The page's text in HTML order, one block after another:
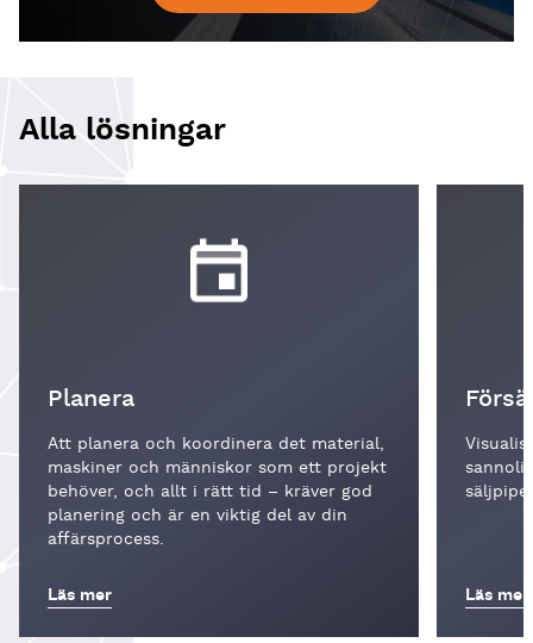
Alla lösningar
Planera
Att planera och koordinera det material,
maskiner och människor som ett projekt
behöver, och allt i rätt tid – kräver god
planering och är en viktig del av din
affärsprocess.
Läs mer Läs mer